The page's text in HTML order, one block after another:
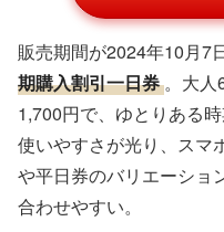
販売期間が2024年10月7
期購入割引一日券 。大人
1,700円で、ゆとりある
使いやすさが光り、スマ
や平日券のバリエーショ
合わせやすい。